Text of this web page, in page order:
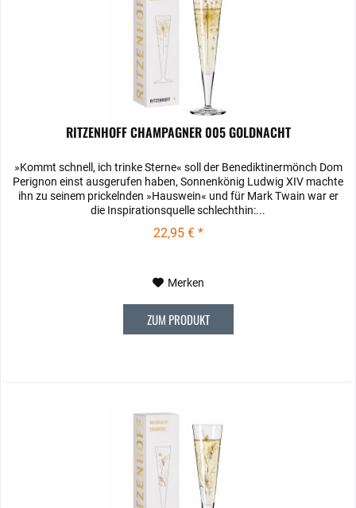
RITZENHOFF CHAMPAGNER 005 GOLDNACHT
»Kommt schnell, ich trinke Sterne« soll der Benediktinermönch Dom
Perignon einst ausgerufen haben, Sonnenkönig Ludwig XIV machte
ihn zu seinem prickelnden »Hauswein« und für Mark Twain war er
die Inspirationsquelle schlechthin:...
22,95 € *
Merken
ZUM PRODUKT